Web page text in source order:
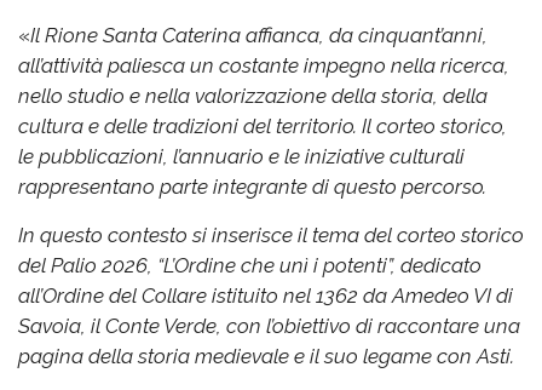
«Il Rione Santa Caterina affianca, da cinquant’anni,
all’attività paliesca un costante impegno nella ricerca,
nello studio e nella valorizzazione della storia, della
cultura e delle tradizioni del territorio. Il corteo storico,
le pubblicazioni, l’annuario e le iniziative culturali
rappresentano parte integrante di questo percorso.
In questo contesto si inserisce il tema del corteo storico
del Palio 2026, “L’Ordine che unì i potenti”, dedicato
all’Ordine del Collare istituito nel 1362 da Amedeo VI di
Savoia, il Conte Verde, con l’obiettivo di raccontare una
pagina della storia medievale e il suo legame con Asti.